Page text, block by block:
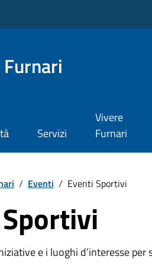
Servizi
Vivere
Furnari
/ Eventi / Eventi Sportivi
e i luoghi d’interesse